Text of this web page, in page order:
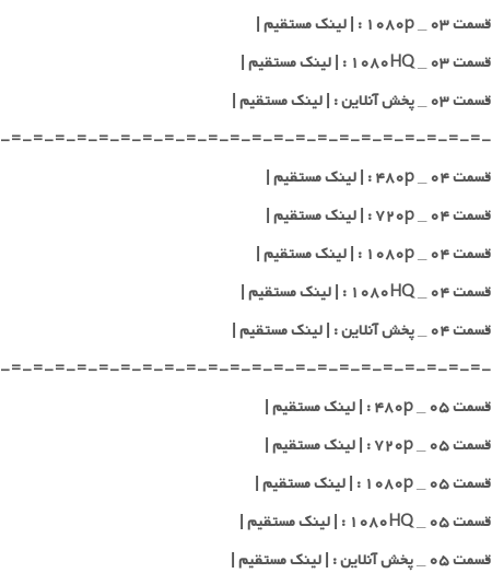
قسمت ۰۳ _ ۱۰۸۰p : | لینک مستقیم |
قسمت ۰۳ _ ۱۰۸۰HQ : | لینک مستقیم |
قسمت ۰۳ _ پخش آنلاین : | لینک مستقیم |
-=-=-=-=-=-=-=-=-=-=-=-=-=-=-=-=-=-=-=-=-=-=-
قسمت ۰۴ _ ۴۸۰p : | لینک مستقیم |
قسمت ۰۴ _ ۷۲۰p : | لینک مستقیم |
قسمت ۰۴ _ ۱۰۸۰p : | لینک مستقیم |
قسمت ۰۴ _ ۱۰۸۰HQ : | لینک مستقیم |
قسمت ۰۴ _ پخش آنلاین : | لینک مستقیم |
-=-=-=-=-=-=-=-=-=-=-=-=-=-=-=-=-=-=-=-=-=-=-
قسمت ۰۵ _ ۴۸۰p : | لینک مستقیم |
قسمت ۰۵ _ ۷۲۰p : | لینک مستقیم |
قسمت ۰۵ _ ۱۰۸۰p : | لینک مستقیم |
قسمت ۰۵ _ ۱۰۸۰HQ : | لینک مستقیم |
قسمت ۰۵ _ پخش آنلاین : | لینک مستقیم |